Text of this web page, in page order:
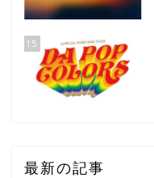
15
最新の記事